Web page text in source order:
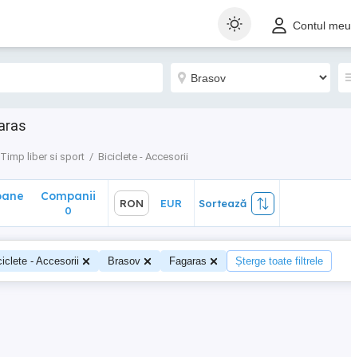
Contul meu
Timp liber si sport Biciclete - Accesorii
Sortează
Companii
0
RON EUR Sortează
- Accesorii Brasov Fagaras Șterge toate filtrele